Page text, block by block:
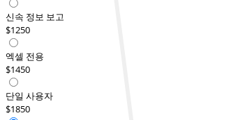
신속 정보 보고
$1250
엑셀 전용
$1450
단일 사용자
$1850